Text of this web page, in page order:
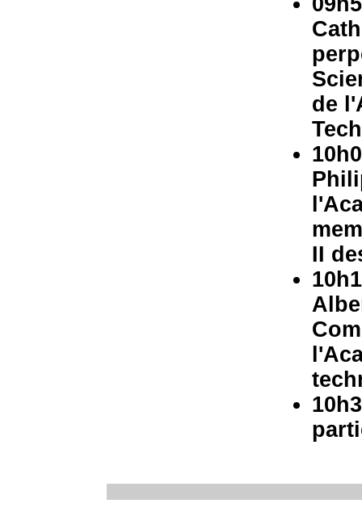
de
II